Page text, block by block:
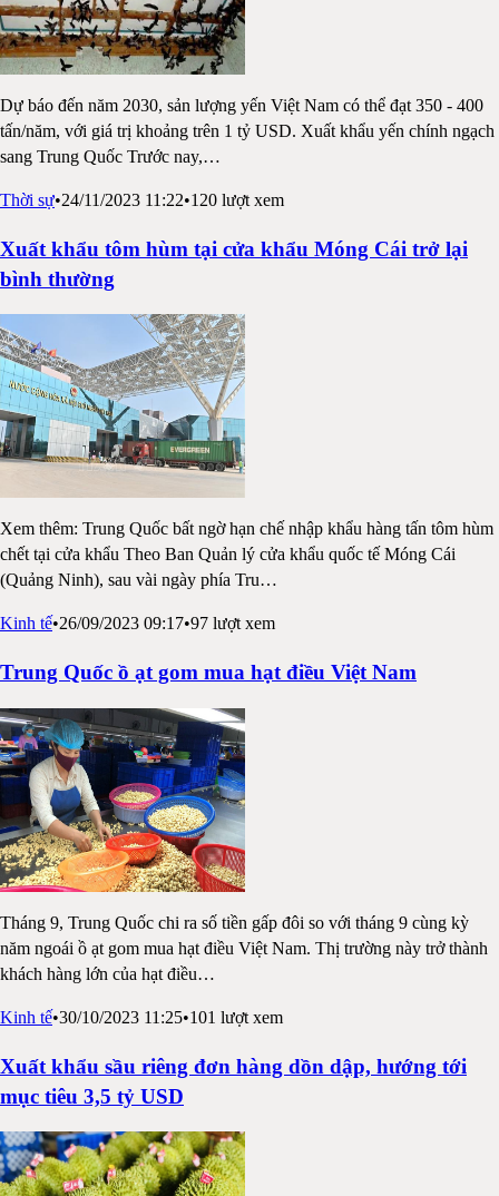
Dự báo đến năm 2030, sản lượng yến Việt Nam có thể đạt 350 - 400
tấn/năm, với giá trị khoảng trên 1 tỷ USD. Xuất khẩu yến chính ngạch
sang Trung Quốc Trước nay,…
Thời sự•24/11/2023 11:22•120 lượt xem
Xuất khẩu tôm hùm tại cửa khẩu Móng Cái trở lại
bình thường
Xem thêm: Trung Quốc bất ngờ hạn chế nhập khẩu hàng tấn tôm hùm
chết tại cửa khẩu Theo Ban Quản lý cửa khẩu quốc tế Móng Cái
(Quảng Ninh), sau vài ngày phía Tru…
Kinh tế•26/09/2023 09:17•97 lượt xem
Trung Quốc ồ ạt gom mua hạt điều Việt Nam
Tháng 9, Trung Quốc chi ra số tiền gấp đôi so với tháng 9 cùng kỳ
năm ngoái ồ ạt gom mua hạt điều Việt Nam. Thị trường này trở thành
khách hàng lớn của hạt điều…
Kinh tế•30/10/2023 11:25•101 lượt xem
Xuất khẩu sầu riêng đơn hàng dồn dập, hướng tới
mục tiêu 3,5 tỷ USD